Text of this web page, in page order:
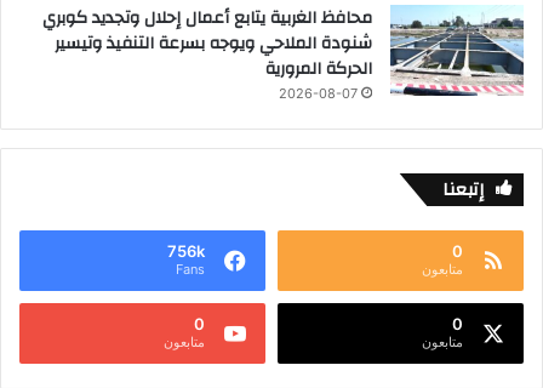
محافظ الغربية يتابع أعمال إحلال وتجديد كوبري
شنودة الملاحي ويوجه بسرعة التنفيذ وتيسير
الحركة المرورية
2026-08-07
إتبعنا
0
متابعون
756k
Fans
0
متابعون
0
متابعون